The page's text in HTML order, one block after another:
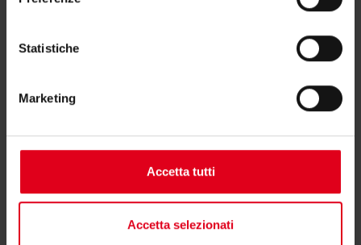
Statistiche
Marketing
Accetta tutti
Accetta selezionati